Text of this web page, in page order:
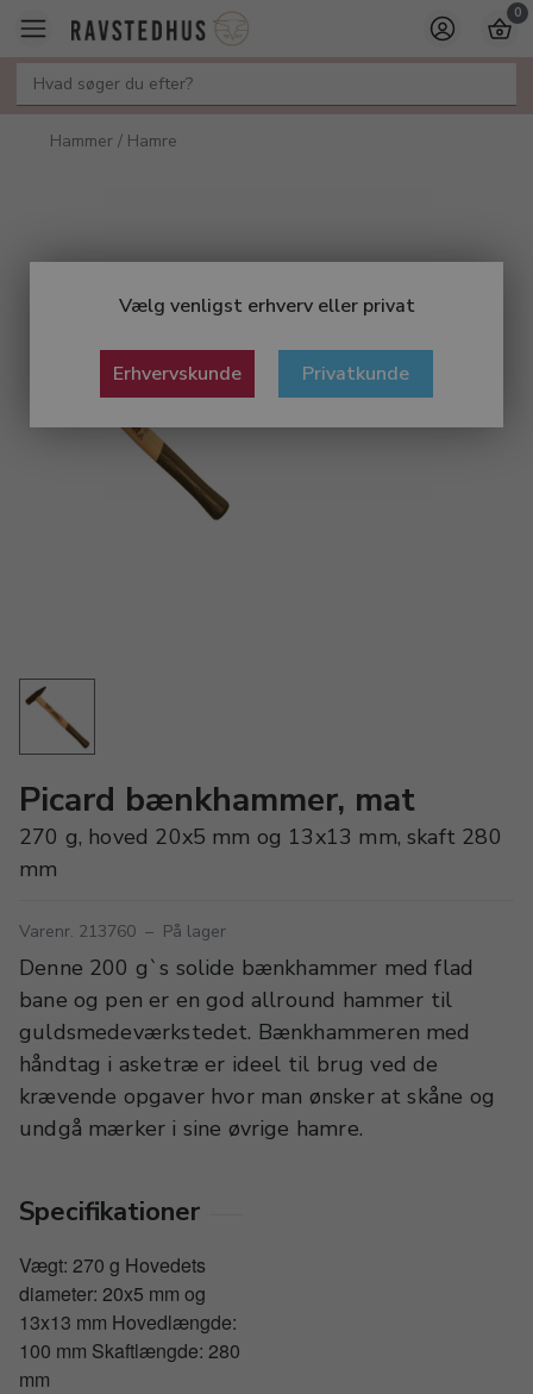
Vælg venligst erhverv eller privat
Erhvervskunde Privatkunde
0
Hammer / Hamre
Picard bænkhammer, mat
270 g, hoved 20x5 mm og 13x13 mm, skaft 280
mm
Varenr. 213760 – På lager
Denne 200 g`s solide bænkhammer med flad
bane og pen er en god allround hammer til
guldsmedeværkstedet. Bænkhammeren med
håndtag i asketræ er ideel til brug ved de
krævende opgaver hvor man ønsker at skåne og
undgå mærker i sine øvrige hamre.
Specifikationer
Vægt: 270 g Hovedets
diameter: 20x5 mm og
13x13 mm Hovedlængde:
100 mm Skaftlængde: 280
mm